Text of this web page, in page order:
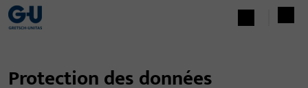
Protection des données